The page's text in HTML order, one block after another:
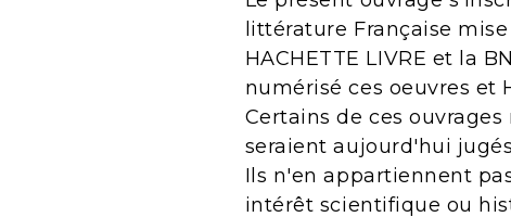
littérature Française
HACHETTE LIVRE et la
numérisé ces oeuvres et
Certains de ces
seraient aujourd'hui
Ils n'en appartiennent
intérêt scientifique ou